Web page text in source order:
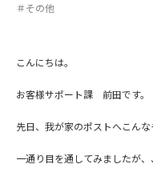
＃その他
こんにちは。
お客様サポート課 前田です。
先日、我が家のポストへこんな
一通り目を通してみましたが、